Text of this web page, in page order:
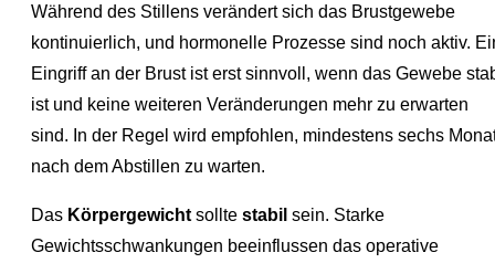
Während des Stillens verändert sich das Brustgewebe
kontinuierlich, und hormonelle Prozesse sind noch aktiv.
Eingriff an der Brust ist erst sinnvoll, wenn das Gewebe
ist und keine weiteren Veränderungen mehr zu erwarten
sind. In der Regel wird empfohlen, mindestens sechs
nach dem Abstillen zu warten.
Das Körpergewicht sollte stabil sein. Starke
Gewichtsschwankungen beeinflussen das operative